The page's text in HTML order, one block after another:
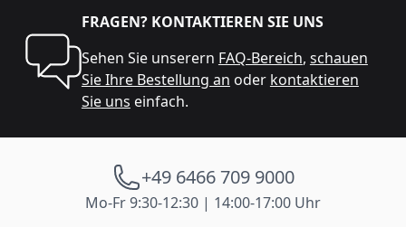
FRAGEN? KONTAKTIEREN SIE UNS
Sehen Sie unserern FAQ-Bereich, schauen
Sie Ihre Bestellung an oder kontaktieren
Sie uns einfach.
+49 6466 709 9000
Mo-Fr 9:30-12:30 | 14:00-17:00 Uhr